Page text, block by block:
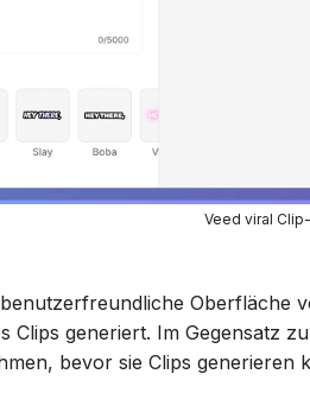
Veed viral
Oberfläche
Clips generiert. Im Gegensatz
bevor sie Clips generieren